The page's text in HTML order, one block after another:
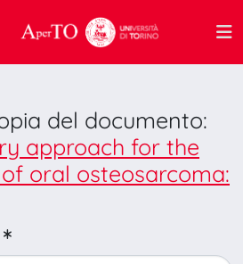
del documento:
approach for the
oral osteosarcoma: